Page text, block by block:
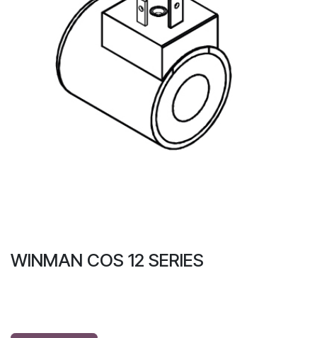
WINMAN COS 12 SERIES